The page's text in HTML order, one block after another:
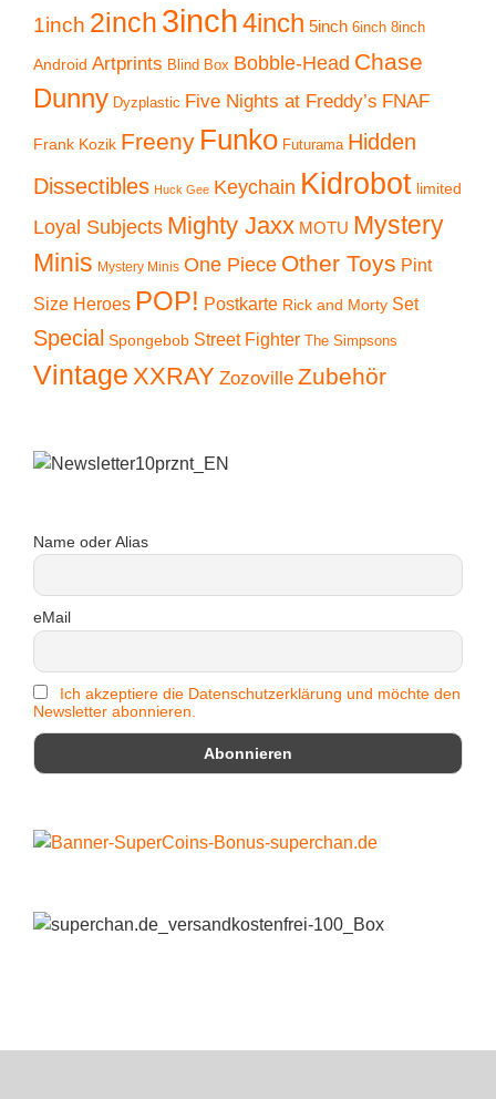
1inch 2inch 3inch4inch 5inch 6inch 8inch
Android Artprints Blind Box Bobble-Head Chase
Dunny Dyzplastic Five Nights at Freddy’s FNAF
Frank Kozik Freeny Funko Futurama Hidden
Dissectibles Huck Gee Keychain Kidrobot limited
Loyal Subjects Mighty Jaxx MOTU Mystery
Minis Mystery Minis One Piece Other Toys Pint
Size Heroes POP! Postkarte Rick and Morty Set
Special Spongebob Street Fighter The Simpsons
Vintage XXRAY Zozoville Zubehör
Name oder Alias
eMail
Ich akzeptiere die Datenschutzerklärung und möchte den
Newsletter abonnieren.